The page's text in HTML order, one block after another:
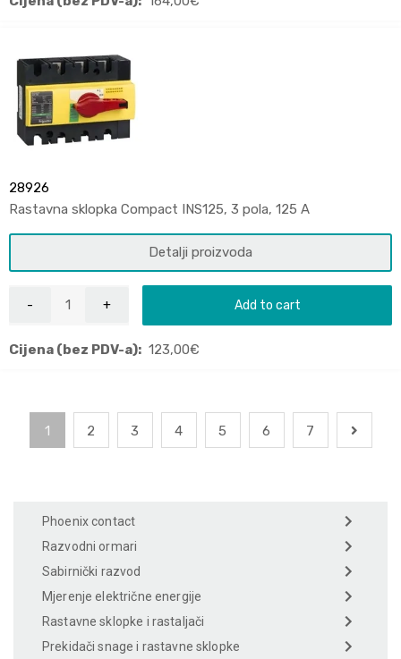
28926
Rastavna sklopka Compact INS125, 3 pola, 125 A
Detalji proizvoda
Add to cart
Cijena (bez PDV-a): 123,00€
1 2 3 4 5 6 7
Phoenix contact
Razvodni ormari
Sabirnički razvod
Mjerenje električne energije
Rastavne sklopke i rastaljači
Prekidači snage i rastavne sklopke